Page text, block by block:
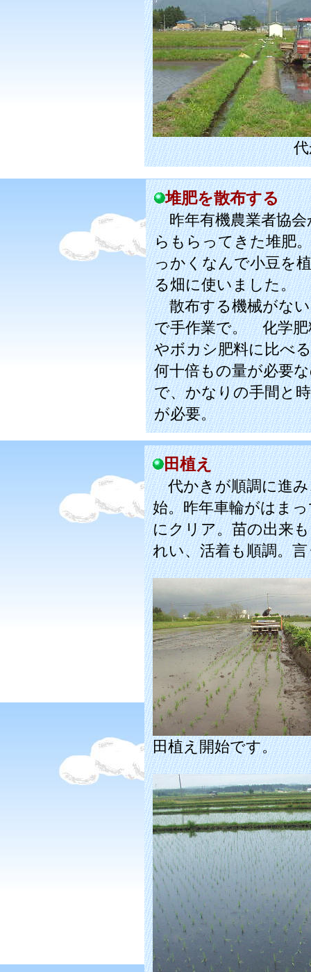
堆肥を散布する
昨年有機農業者協会
らもらってきた堆肥
っかくなんで小豆を
る畑に使いました。
散布する機械がな
で手作業で。 化学肥
やボカシ肥料に比べ
何十倍もの量が必要
で、かなりの手間と
が必要。
田植え
代かきが順調に進み
始。昨年車輪がはま
にクリア。苗の出来
れい、活着も順調。
田植え開始です。